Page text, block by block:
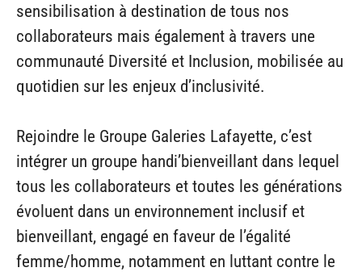
sensibilisation à destination de tous nos
collaborateurs mais également à travers une
communauté Diversité et Inclusion, mobilisée au
quotidien sur les enjeux d’inclusivité.
Rejoindre le Groupe Galeries Lafayette, c’est
intégrer un groupe handi’bienveillant dans lequel
tous les collaborateurs et toutes les générations
évoluent dans un environnement inclusif et
bienveillant, engagé en faveur de l’égalité
femme/homme, notamment en luttant contre le